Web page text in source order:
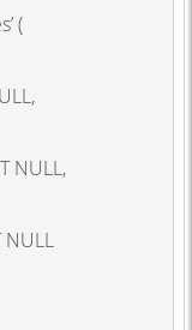
(
NULL,
NULL